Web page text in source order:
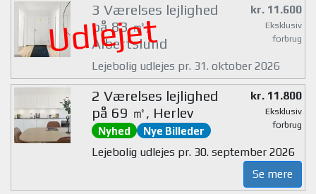
Udlejet
3 Værelses lejlighed
på 83 ㎡,
Albertslund
kr. 11.600
Eksklusiv
forbrug
Lejebolig udlejes pr. 31. oktober 2026
2 Værelses lejlighed
på 69 ㎡, Herlev
Nyhed Nye Billeder
kr. 11.800
Eksklusiv
forbrug
Lejebolig udlejes pr. 30. september 2026
Se mere